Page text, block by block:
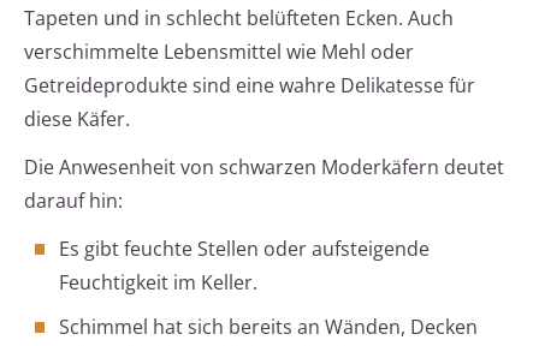
Tapeten und in schlecht belüfteten Ecken. Auch
verschimmelte Lebensmittel wie Mehl oder
Getreideprodukte sind eine wahre Delikatesse für
diese Käfer.
Die Anwesenheit von schwarzen Moderkäfern deutet
darauf hin:
Es gibt feuchte Stellen oder aufsteigende
Feuchtigkeit im Keller.
Schimmel hat sich bereits an Wänden, Decken